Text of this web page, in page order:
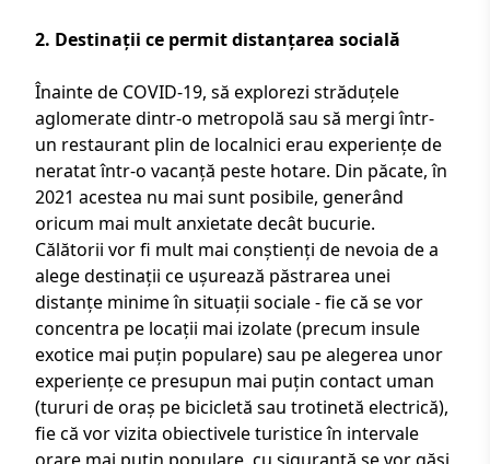
2. Destinații ce permit distanțarea socială
Înainte de COVID-19, să explorezi străduțele
aglomerate dintr-o metropolă sau să mergi într-
un restaurant plin de localnici erau experiențe de
neratat într-o vacanță peste hotare. Din păcate, în
2021 acestea nu mai sunt posibile, generând
oricum mai mult anxietate decât bucurie.
Călătorii vor fi mult mai conștienți de nevoia de a
alege destinații ce ușurează păstrarea unei
distanțe minime în situații sociale - fie că se vor
concentra pe locații mai izolate (precum insule
exotice mai puțin populare) sau pe alegerea unor
experiențe ce presupun mai puțin contact uman
(tururi de oraș pe bicicletă sau trotinetă electrică),
fie că vor vizita obiectivele turistice în intervale